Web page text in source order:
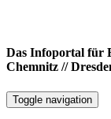
Das Infoportal für
Chemnitz //
Toggle navigation